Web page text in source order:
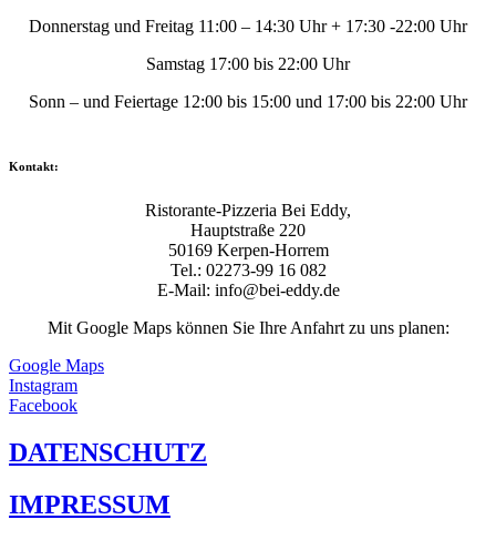
Donnerstag und Freitag 11:00 – 14:30 Uhr + 17:30 -22:00 Uhr
Samstag 17:00 bis 22:00 Uhr
Sonn – und Feiertage 12:00 bis 15:00 und 17:00 bis 22:00 Uhr
Kontakt:
Ristorante-Pizzeria Bei Eddy,
Hauptstraße 220
50169 Kerpen-Horrem
Tel.: 02273-99 16 082
E-Mail: info@bei-eddy.de
Mit Google Maps können Sie Ihre Anfahrt zu uns planen:
Google Maps
Instagram
Facebook
DATENSCHUTZ
IMPRESSUM